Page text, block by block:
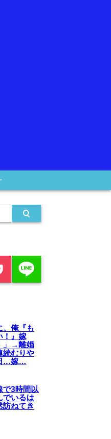
line
。俺『も
！』嫁
」→離婚
続むりや
…嫁…
で3時間以
でいるは
訪ねてき